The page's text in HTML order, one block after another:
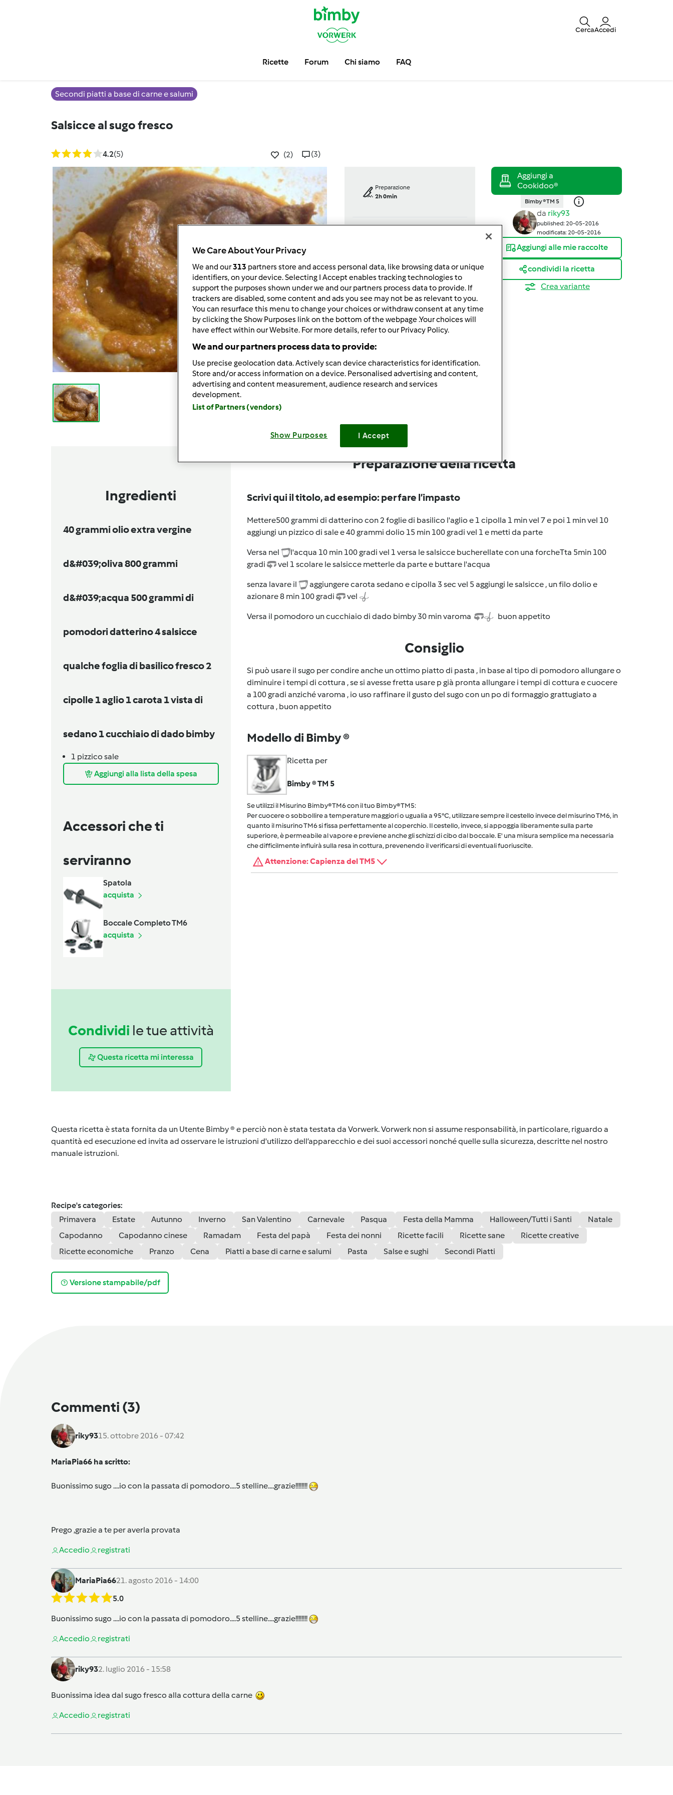
CercaAccedi
Ricette Forum Chi siamo FAQ
Secondi piatti a base di carne e salumi
Salsicce al sugo fresco
4.2(5) (2) (3)
Preparazione
2h 0min
porzione/porzioni
2porzione/porzioni
facile
Bimby ® TM 5
da riky93
published: 20-05-2016
modificata: 20-05-2016
Aggiungi alle mie raccolte
condividi la ricetta
Crea variante
Ingredienti
40 grammi olio extra vergine
d&#039;oliva 800 grammi
d&#039;acqua 500 grammi di
pomodori datterino 4 salsicce
qualche foglia di basilico fresco 2
cipolle 1 aglio 1 carota 1 vista di
sedano 1 cucchiaio di dado bimby
1 pizzico sale
Aggiungi alla lista della spesa
Accessori che ti
serviranno
Spatola
acquista
Boccale Completo TM6
acquista
Condividi le tue attività
Questa ricetta mi interessa
Preparazione della ricetta
Scrivi qui il titolo, ad esempio: per fare l’impasto
Mettere500 grammi di datterino con 2 foglie di basilico l'aglio e 1 cipolla 1 min vel 7 e poi 1 min vel 10
aggiungi un pizzico di sale e 40 grammi dolio 15 min 100 gradi vel 1 e metti da parte
Versa nel
l'acqua 10 min 100 gradi vel 1 versa le salsicce bucherellate con una forcheTta 5min 100
gradi
vel 1 scolare le salsicce metterle da parte e buttare l'acqua
senza lavare il
aggiungere carota sedano e cipolla 3 sec vel 5 aggiungi le salsicce , un filo dolio e
azionare 8 min 100 gradi
vel
Versa il pomodoro un cucchiaio di dado bimby 30 min varoma buon appetito
Consiglio
Si può usare il sugo per condire anche un ottimo piatto di pasta , in base al tipo di pomodoro allungare o
diminuire i tempi di cottura , se si avesse fretta usare p già pronta allungare i tempi di cottura e cuocere
a 100 gradi anziché varoma , io uso raffinare il gusto del sugo con un po di formaggio grattugiato a
cottura , buon appetito
Modello di Bimby ®
Ricetta per
Bimby ® TM 5
Se utilizzi il Misurino Bimby® TM6 con il tuo Bimby® TM5:
Per cuocere o sobbollire a temperature maggiori o ugualia a 95°C, utilizzare sempre il cestello invece del misurino TM6, in
quanto il misurino TM6 si fissa perfettamente al coperchio. Il cestello, invece, si appoggia liberamente sulla parte
superiore, è permeabile al vapore e previene anche gli schizzi di cibo dal boccale. E' una misura semplice ma necessaria
che difficilmente influirà sulla resa in cottura, prevenendo il verificarsi di eventuali fuoriuscite.
Attenzione: Capienza del TM5
Questa ricetta è stata fornita da un Utente Bimby ® e perciò non è stata testata da Vorwerk. Vorwerk non si assume responsabilità, in particolare, riguardo a
quantità ed esecuzione ed invita ad osservare le istruzioni d'utilizzo dell’apparecchio e dei suoi accessori nonché quelle sulla sicurezza, descritte nel nostro
manuale istruzioni.
Recipe's categories:
Primavera
Estate Autunno Inverno San Valentino Carnevale Pasqua Festa della Mamma Halloween/Tutti i Santi
Natale
Capodanno
Capodanno cinese Ramadam Festa del papà Festa dei nonni Ricette facili Ricette sane
Ricette creative
Ricette economiche
Pranzo Cena Piatti a base di carne e salumi Pasta Salse e sughi Secondi Piatti
Versione stampabile/pdf
Commenti (3)
riky9315. ottobre 2016 - 07:42
MariaPia66 ha scritto:
Buonissimo sugo ....io con la passata di pomodoro....5 stelline....grazie!!!!!!!!
Prego ,grazie a te per averla provata
Accedio registrati
MariaPia6621. agosto 2016 - 14:00
5.0
Buonissimo sugo ....io con la passata di pomodoro....5 stelline....grazie!!!!!!!!
Accedio registrati
riky932. luglio 2016 - 15:58
Buonissima idea dal sugo fresco alla cottura della carne
Accedio registrati
We Care About Your Privacy
We and our313 partners store and access personal data, like browsing data or unique
identifiers, on your device. Selecting I Accept enables tracking technologies to
support the purposes shown under we and our partners process data to provide. If
trackers are disabled, some content and ads you see may not be as relevant to you.
You can resurface this menu to change your choices or withdraw consent at any time
by clicking the Show Purposes link on the bottom of the webpage .Your choices will
have effect within our Website. For more details, refer to our Privacy Policy.
We and our partners process data to provide:
Use precise geolocation data. Actively scan device characteristics for identification.
Store and/or access information on a device. Personalised advertising and content,
advertising and content measurement, audience research and services
development.
List of Partners (vendors)
Show Purposes I Accept